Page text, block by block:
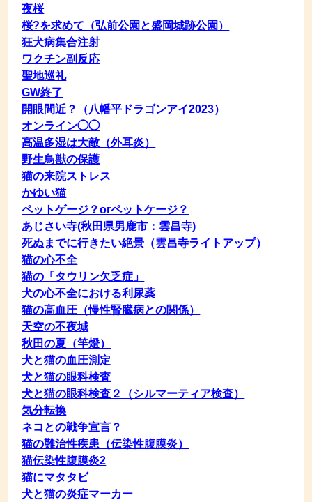
夜桜
桜?を求めて（弘前公園と盛岡城跡公園）
狂犬病集合注射
ワクチン副反応
聖地巡礼
GW終了
開眼間近？（八幡平ドラゴンアイ2023）
オンライン◯◯
高温多湿は大敵（外耳炎）
野生鳥獣の保護
猫の来院ストレス
かゆい猫
ペットゲージ？orペットケージ？
あじさい寺(秋田県男鹿市：雲昌寺)
死ぬまでに行きたい絶景（雲昌寺ライトアップ）
猫の心不全
猫の「タウリン欠乏症」
犬の心不全における利尿薬
猫の高血圧（慢性腎臓病との関係）
天空の不夜城
秋田の夏（竿燈）
犬と猫の血圧測定
犬と猫の眼科検査
犬と猫の眼科検査２（シルマーティア検査）
気分転換
ネコとの戦争宣言？
猫の難治性疾患（伝染性腹膜炎）
猫伝染性腹膜炎2
猫にマタタビ
犬と猫の炎症マーカー